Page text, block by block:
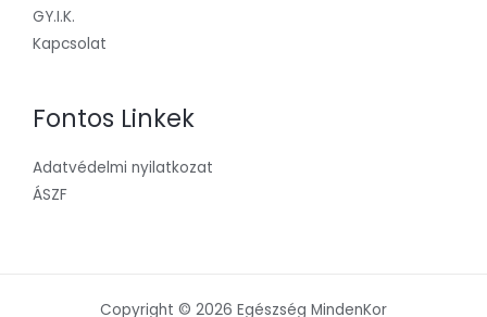
GY.I.K.
Kapcsolat
Fontos Linkek
Adatvédelmi nyilatkozat
ÁSZF
Copyright © 2026 Egészség MindenKor